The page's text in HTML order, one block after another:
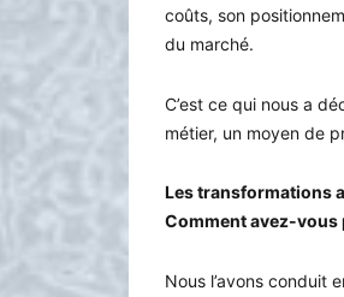
coûts, son
du marché.
C’est ce qui nous a
métier, un moyen de
Les transformations
Comment avez-vous
Nous l’avons conduit